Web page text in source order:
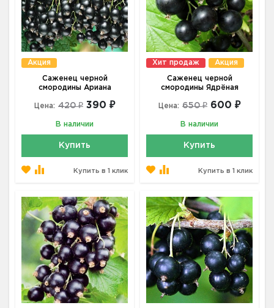
Акция
Саженец черной
смородины Ариана
Цена: 420 ₽ 390 ₽
В наличии
Купить
Купить в 1 клик
Хит продаж Акция
Саженец черной
смородины Ядрёная
Цена: 650 ₽ 600 ₽
В наличии
Купить
Купить в 1 клик